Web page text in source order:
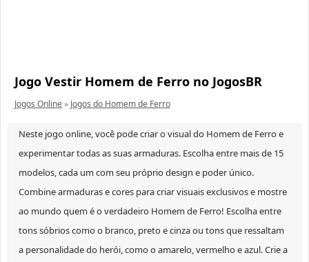
Jogo Vestir Homem de Ferro no JogosBR
Jogos Online» Jogos do Homem de Ferro
Neste jogo online, você pode criar o visual do Homem de Ferro e
experimentar todas as suas armaduras. Escolha entre mais de 15
modelos, cada um com seu próprio design e poder único.
Combine armaduras e cores para criar visuais exclusivos e mostre
ao mundo quem é o verdadeiro Homem de Ferro! Escolha entre
tons sóbrios como o branco, preto e cinza ou tons que ressaltam
a personalidade do herói, como o amarelo, vermelho e azul. Crie a